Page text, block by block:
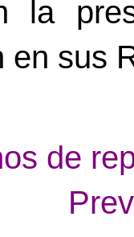
la
en sus
de